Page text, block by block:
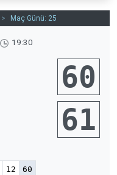
> Maç Günü: 25
19:30
60
61
12
60